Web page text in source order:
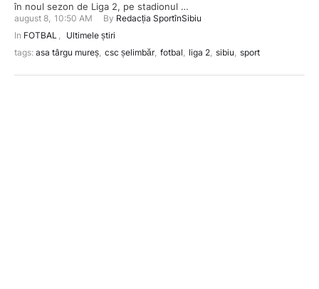
în noul sezon de Liga 2, pe stadionul …
august 8, 10:50 AM By Redacția SportînSibiu
In FOTBAL , Ultimele știri
tags: asa târgu mureș, csc șelimbăr, fotbal, liga 2, sibiu, sport